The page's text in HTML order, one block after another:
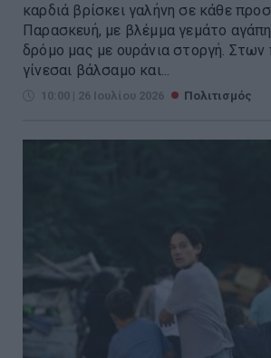
καρδιά βρίσκει γαλήνη σε κάθε
Παρασκευή, με βλέμμα γεμάτο
δρόμο μας με ουράνια στοργή. Στων
γίνεσαι βάλσαμο και...
10:00 | 26 Ιουλίου 2026 Πολιτισμός